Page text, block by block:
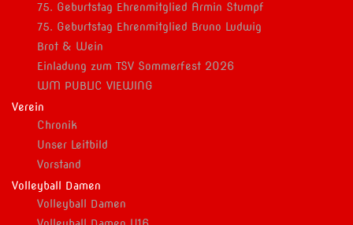
75. Geburtstag Ehrenmitglied Armin Stumpf
75. Geburtstag Ehrenmitglied Bruno Ludwig
Brot & Wein
Einladung zum TSV Sommerfest 2026
WM PUBLIC VIEWING
Verein
Chronik
Unser Leitbild
Vorstand
Volleyball Damen
Volleyball Damen